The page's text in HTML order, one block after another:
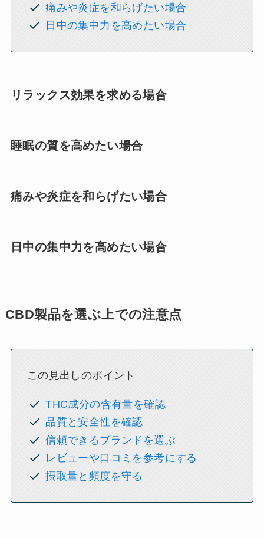
痛みや炎症を和らげたい場合
日中の集中力を高めたい場合
リラックス効果を求める場合
睡眠の質を高めたい場合
痛みや炎症を和らげたい場合
日中の集中力を高めたい場合
CBD製品を選ぶ上での注意点
この見出しのポイント
THC成分の含有量を確認
品質と安全性を確認
信頼できるブランドを選ぶ
レビューや口コミを参考にする
摂取量と頻度を守る